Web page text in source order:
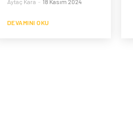
Aytaç Kara - 18 Kasım 2024
DEVAMINI OKU